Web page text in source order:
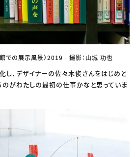
館での展示風景）2019 撮影：山城 功也
し、デザイナーの佐々木俊さんをはじめと
がわたしの最初の仕事かなと思っていま